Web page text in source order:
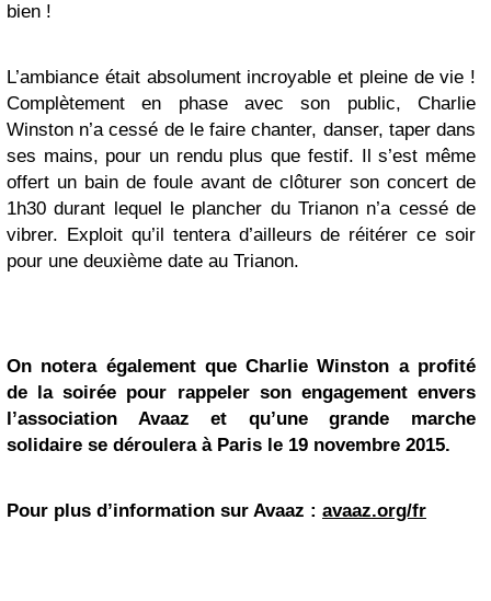
bien !
L’ambiance était absolument incroyable et pleine de vie !
Complètement en phase avec son public, Charlie
Winston n’a cessé de le faire chanter, danser, taper dans
ses mains, pour un rendu plus que festif. Il s’est même
offert un bain de foule avant de clôturer son concert de
1h30 durant lequel le plancher du Trianon n’a cessé de
vibrer. Exploit qu’il tentera d’ailleurs de réitérer ce soir
pour une deuxième date au Trianon.
On notera également que Charlie Winston a profité
de la soirée pour rappeler son engagement envers
l’association Avaaz et qu’une grande marche
solidaire se déroulera à Paris le 19 novembre 2015.
Pour plus d’information sur Avaaz : avaaz.org/fr